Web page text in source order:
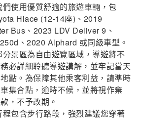
使用優質舒適的旅遊車輛，包
Hiace (12-14座)、2019
Bus、2023 LDV Deliver 9、
、2020 Alphard 或同級車型。
景區為自由遊覽區域，導遊將不
必詳細聆聽導遊講解，並牢記當天
點。為保障其他乘客利益，請準時
集合點，逾時不候，並將視作棄
，不予改期。
程包含步行路段，強烈建議您穿著